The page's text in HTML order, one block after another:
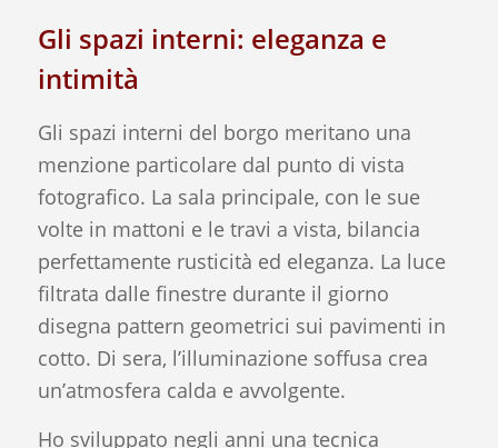
Gli spazi interni: eleganza e
intimità
Gli spazi interni del borgo meritano una
menzione particolare dal punto di vista
fotografico. La sala principale, con le sue
volte in mattoni e le travi a vista, bilancia
perfettamente rusticità ed eleganza. La luce
filtrata dalle finestre durante il giorno
disegna pattern geometrici sui pavimenti in
cotto. Di sera, l’illuminazione soffusa crea
un’atmosfera calda e avvolgente.
Ho sviluppato negli anni una tecnica